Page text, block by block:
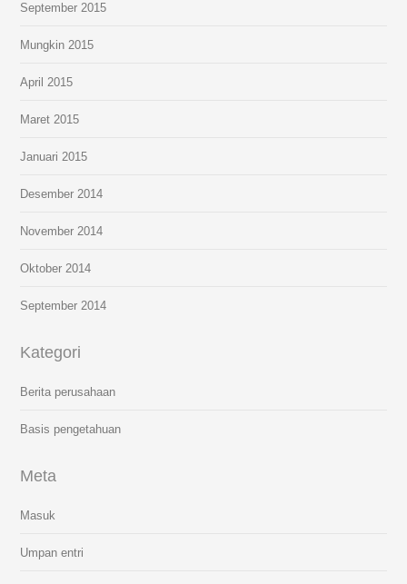
September 2015
Mungkin 2015
April 2015
Maret 2015
Januari 2015
Desember 2014
November 2014
Oktober 2014
September 2014
Kategori
Berita perusahaan
Basis pengetahuan
Meta
Masuk
Umpan entri